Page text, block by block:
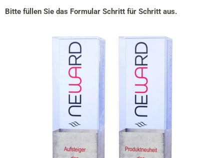
Bitte füllen Sie das Formular Schritt für Schritt aus.